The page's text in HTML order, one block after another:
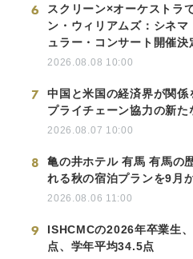
6
スクリーン×オーケストラ
ン・ウィリアムズ：シネマ
ュラー・コンサート開催決
2026.08.08 10:00
7
中国と米国の経済界が関係
プライチェーン協力の新た
2026.08.07 10:00
8
亀の井ホテル 有馬 有馬の
れる秋の宿泊プランを9月
2026.08.06 11:00
9
ISHCMCの2026年卒業生
点、学年平均34.5点